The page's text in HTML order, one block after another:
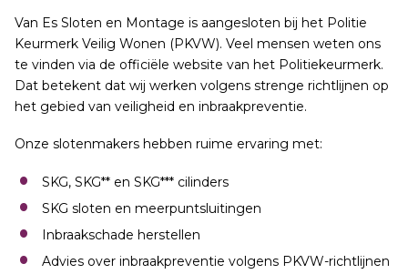
Van Es Sloten en Montage is aangesloten bij het Politie
Keurmerk Veilig Wonen (PKVW). Veel mensen weten ons
te vinden via de officiële website van het Politiekeurmerk.
Dat betekent dat wij werken volgens strenge richtlijnen op
het gebied van veiligheid en inbraakpreventie.
Onze slotenmakers hebben ruime ervaring met:
SKG, SKG** en SKG*** cilinders
SKG sloten en meerpuntsluitingen
Inbraakschade herstellen
Advies over inbraakpreventie volgens PKVW-richtlijnen